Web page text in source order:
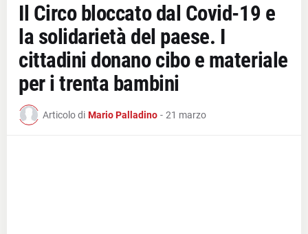
Il Circo bloccato dal Covid-19 e
la solidarietà del paese. I
cittadini donano cibo e materiale
per i trenta bambini
Articolo di Mario Palladino - 21 marzo